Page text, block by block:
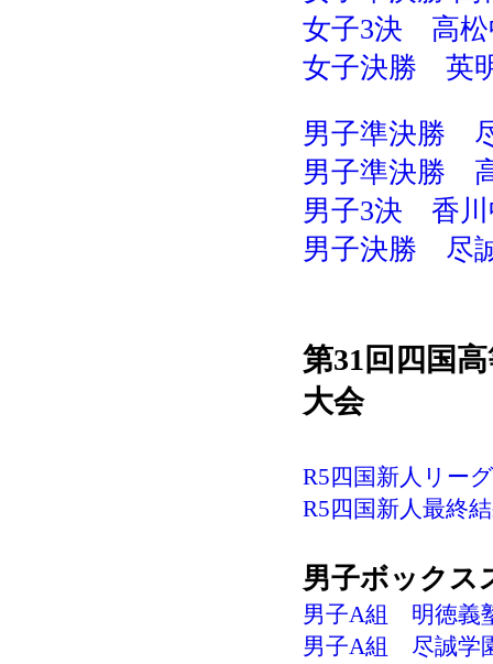
女子3決 高松
女子決勝 英
男子準決勝
男子準決勝
男子3決 香川
男子決勝 尽
第31回四国
大会
R5四国新人リー
R5四国新人最終
男子ボックス
男子A組 明徳義
男子A組 尽誠学